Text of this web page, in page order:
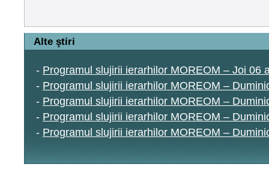
Alte ştiri
- Programul slujirii ierarhilor MOREOM – Joi 06
- Programul slujirii ierarhilor MOREOM –
- Programul slujirii ierarhilor MOREOM –
- Programul slujirii ierarhilor MOREOM –
- Programul slujirii ierarhilor MOREOM –